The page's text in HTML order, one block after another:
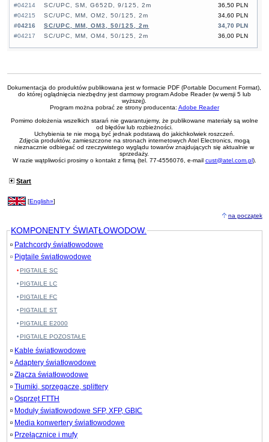
#04214
36,50 PLN
SC/UPC, SM, G652D, 9/125, 2m
#04215
34,60 PLN
SC/UPC, MM, OM2, 50/125, 2m
#04216
34,70 PLN
SC/UPC, MM, OM3, 50/125, 2m
#04217
36,00 PLN
SC/UPC, MM, OM4, 50/125, 2m
Dokumentacja do produktów publikowana jest w formacie PDF (Portable Document Format),
do której oglądnięcia niezbędny jest darmowy program Adobe Reader (w wersji 5 lub
wyższej).
Program można pobrać ze strony producenta: Adobe Reader
Pomimo dołożenia wszelkich starań nie gwarantujemy, że publikowane materiały są wolne
od błędów lub rozbieżności.
Uchybienia te nie mogą być jednak podstawą do jakichkolwiek roszczeń.
Zdjęcia produktów, zamieszczone na stronach internetowych Atel Electronics, mogą
nieznacznie odbiegać od rzeczywistego wyglądu towarów znajdujących się aktualnie w
sprzedaży.
W razie wątpliwości prosimy o kontakt z firmą (tel. 77-4556076, e-mail cust@atel.com.pl).
Start
[English»]
na początek
KOMPONENTY ŚWIATŁOWODOW.
Patchcordy światłowodowe
Pigtaile światłowodowe
PIGTAILE SC
PIGTAILE LC
PIGTAILE FC
PIGTAILE ST
PIGTAILE E2000
PIGTAILE POZOSTAŁE
Kable światłowodowe
Adaptery światłowodowe
Złącza światłowodowe
Tłumiki, sprzęgacze, splittery
Osprzęt FTTH
Moduły światłowodowe SFP, XFP, GBIC
Media konwertery światłowodowe
Przełącznice i mufy